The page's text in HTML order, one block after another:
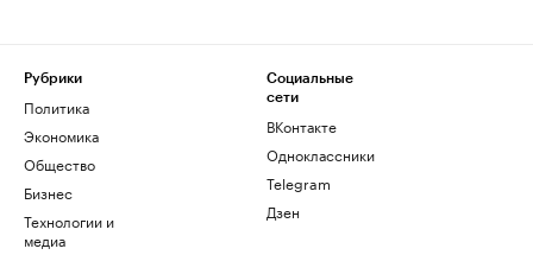
Рубрики
Политика
Экономика
Общество
Бизнес
Технологии и
медиа
Социальные
сети
ВКонтакте
Одноклассники
Telegram
Дзен